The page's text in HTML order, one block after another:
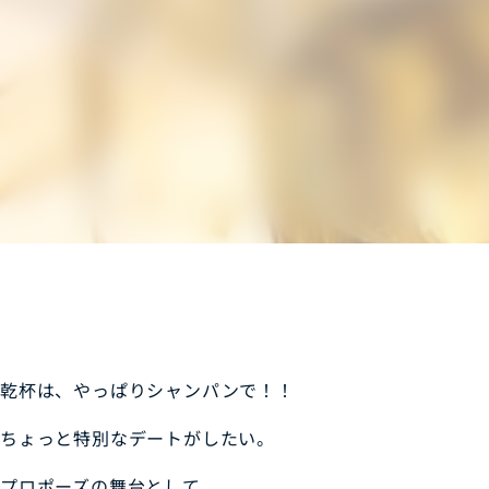
乾杯は、やっぱりシャンパンで！！
ちょっと特別なデートがしたい。